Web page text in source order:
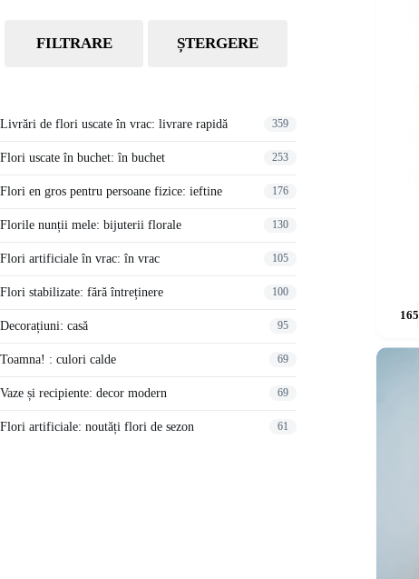
165
FILTRARE ȘTERGERE
Livrări de flori uscate în vrac: livrare rapidă 359
Flori uscate în buchet: în buchet 253
Flori en gros pentru persoane fizice: ieftine 176
Florile nunții mele: bijuterii florale 130
Flori artificiale în vrac: în vrac 105
Flori stabilizate: fără întreținere 100
Decorațiuni: casă 95
Toamna! : culori calde 69
Vaze și recipiente: decor modern 69
Flori artificiale: noutăți flori de sezon 61